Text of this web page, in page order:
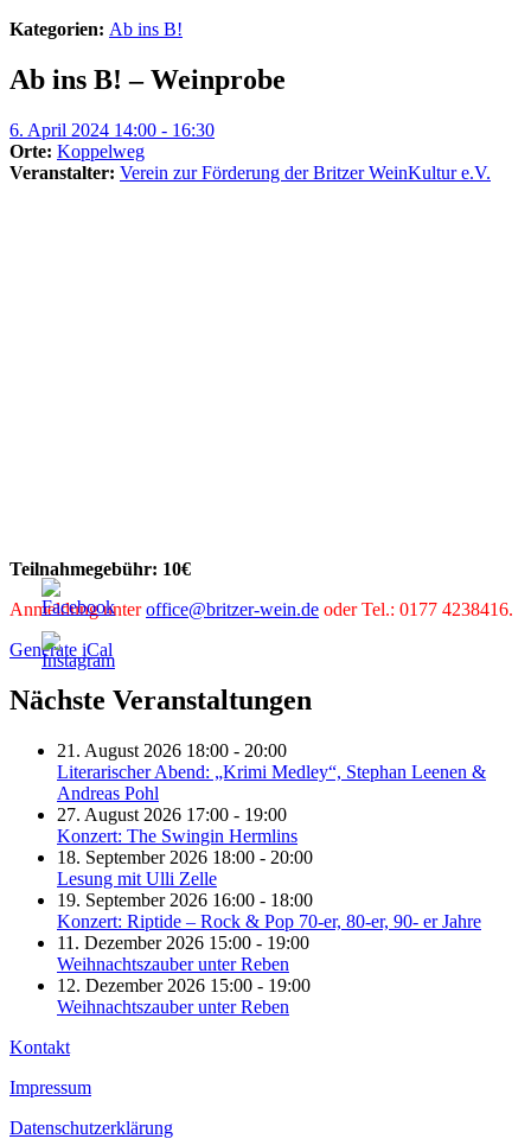
Kategorien: Ab ins B!
Ab ins B! – Weinprobe
6. April 2024 14:00 - 16:30
Orte: Koppelweg
Veranstalter: Verein zur Förderung der Britzer WeinKultur e.V.
Teilnahmegebühr: 10€
Anmeldung unteroffice@britzer-wein.de oder Tel.: 0177 4238416.
Generate iCal
Nächste Veranstaltungen
21. August 2026 18:00 - 20:00
Literarischer Abend: „Krimi Medley“, Stephan Leenen &
Andreas Pohl
27. August 2026 17:00 - 19:00
Konzert: The Swingin Hermlins
18. September 2026 18:00 - 20:00
Lesung mit Ulli Zelle
19. September 2026 16:00 - 18:00
Konzert: Riptide – Rock & Pop 70-er, 80-er, 90- er Jahre
11. Dezember 2026 15:00 - 19:00
Weihnachtszauber unter Reben
12. Dezember 2026 15:00 - 19:00
Weihnachtszauber unter Reben
Kontakt
Impressum
Datenschutzerklärung